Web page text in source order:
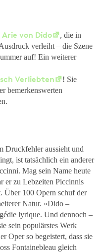
Arie von Dido
, die in
verleiht – die Szene
auf! Ein weiterer
Verliebten
! Sie
bemerkenswerten
Druckfehler aussieht und
ist tatsächlich ein anderer
Mag sein Name heute
er zu Lebzeiten Piccinnis
Über 100 Opern schuf der
Natur. »Dido –
lyrique. Und dennoch –
sein populärstes Werk
Oper so begeistert, dass sie
Fontainebleau gleich